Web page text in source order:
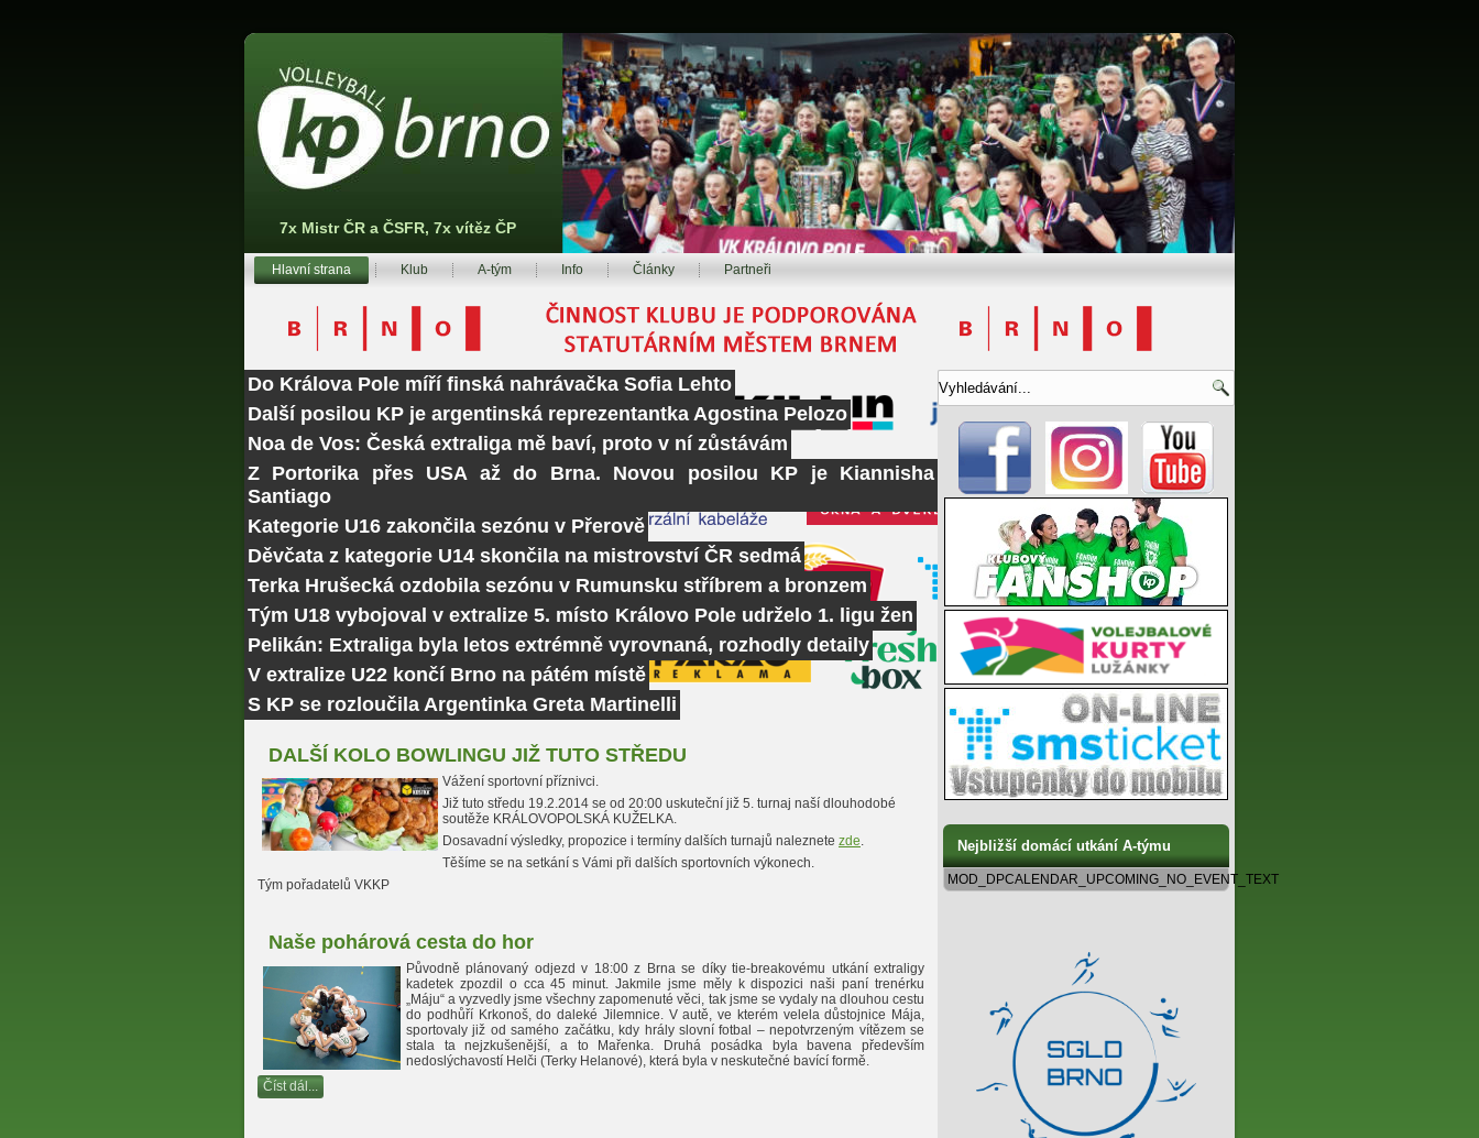
7x Mistr ČR a ČSFR, 7x vítěz ČP
Hlavní strana Klub A-tým Info Články Partneři
Do Králova Pole míří finská nahrávačka Sofia Lehto
Další posilou KP je argentinská reprezentantka Agostina Pelozo
Noa de Vos: Česká extraliga mě baví, proto v ní zůstávám
Z Portorika přes USA až do Brna. Novou posilou KP je Kiannisha
Santiago
Kategorie U16 zakončila sezónu v Přerově
Děvčata z kategorie U14 skončila na mistrovství ČR sedmá
Terka Hrušecká ozdobila sezónu v Rumunsku stříbrem a bronzem
Tým U18 vybojoval v extralize 5. místo Královo Pole udrželo 1. ligu žen
Pelikán: Extraliga byla letos extrémně vyrovnaná, rozhodly detaily
V extralize U22 končí Brno na pátém místě
S KP se rozloučila Argentinka Greta Martinelli
DALŠÍ KOLO BOWLINGU JIŽ TUTO STŘEDU
Vážení sportovní příznivci.
Již tuto středu 19.2.2014 se od 20:00 uskuteční již 5. turnaj naší dlouhodobé
soutěže KRÁLOVOPOLSKÁ KUŽELKA.
Dosavadní výsledky, propozice i termíny dalších turnajů naleznete zde.
Těšíme se na setkání s Vámi při dalších sportovních výkonech.
Tým pořadatelů VKKP
Naše pohárová cesta do hor
Původně plánovaný odjezd v 18:00 z Brna se díky tie-breakovému utkání extraligy
kadetek zpozdil o cca 45 minut. Jakmile jsme měly k dispozici naši paní trenérku
„Máju“ a vyzvedly jsme všechny zapomenuté věci, tak jsme se vydaly na dlouhou cestu
do podhůří Krkonoš, do daleké Jilemnice. V autě, ve kterém velela důstojnice Mája,
sportovaly již od samého začátku, kdy hrály slovní fotbal – nepotvrzeným vítězem se
stala ta nejzkušenější, a to Mařenka. Druhá posádka byla bavena především
nedoslýchavostí Helči (Terky Helanové), která byla v neskutečné bavící formě.
Číst dál...
Nejbližší domácí utkání A-týmu
MOD_DPCALENDAR_UPCOMING_NO_EVENT_TEXT